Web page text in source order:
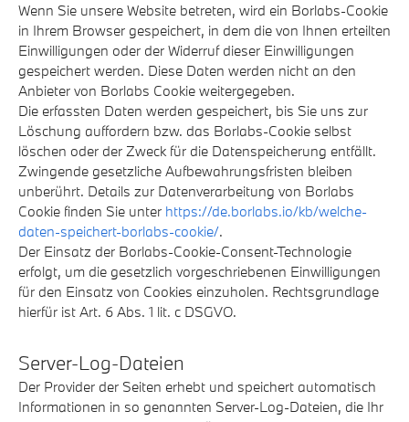
Wenn Sie unsere Website betreten, wird ein Borlabs-Cookie
in Ihrem Browser gespeichert, in dem die von Ihnen erteilten
Einwilligungen oder der Widerruf dieser Einwilligungen
gespeichert werden. Diese Daten werden nicht an den
Anbieter von Borlabs Cookie weitergegeben.
Die erfassten Daten werden gespeichert, bis Sie uns zur
Löschung auffordern bzw. das Borlabs-Cookie selbst
löschen oder der Zweck für die Datenspeicherung entfällt.
Zwingende gesetzliche Aufbewahrungsfristen bleiben
unberührt. Details zur Datenverarbeitung von Borlabs
Cookie finden Sie unter https://de.borlabs.io/kb/welche-
daten-speichert-borlabs-cookie/.
Der Einsatz der Borlabs-Cookie-Consent-Technologie
erfolgt, um die gesetzlich vorgeschriebenen Einwilligungen
für den Einsatz von Cookies einzuholen. Rechtsgrundlage
hierfür ist Art. 6 Abs. 1 lit. c DSGVO.
Server-Log-Dateien
Der Provider der Seiten erhebt und speichert automatisch
Informationen in so genannten Server-Log-Dateien, die Ihr